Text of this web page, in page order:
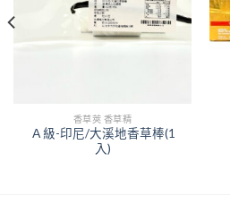
香草莢 香草精
Ａ級-印尼/大溪地香草棒(1
入)